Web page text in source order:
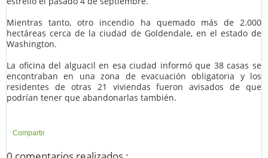
Mientras tanto, otro incendio ha quemado más de 2.000
hectáreas cerca de la ciudad de Goldendale, en el estado de
Washington.
La oficina del alguacil en esa ciudad informó que 38 casas se
encontraban en una zona de evacuación obligatoria y los
residentes de otras 21 viviendas fueron avisados de que
podrían tener que abandonarlas también.
Compartir